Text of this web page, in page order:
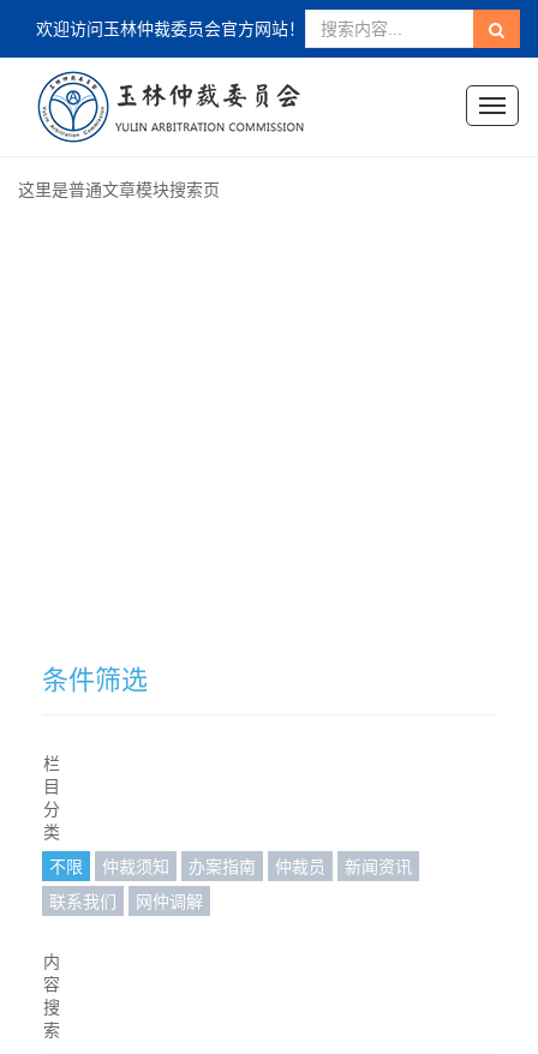
欢迎访问玉林仲裁委员会官方网站！
这里是普通文章模块搜索页
条件筛选
栏
目
分
类
不限 仲裁须知 办案指南 仲裁员
新闻资讯
联系我们
网仲调解
内
容
搜
索